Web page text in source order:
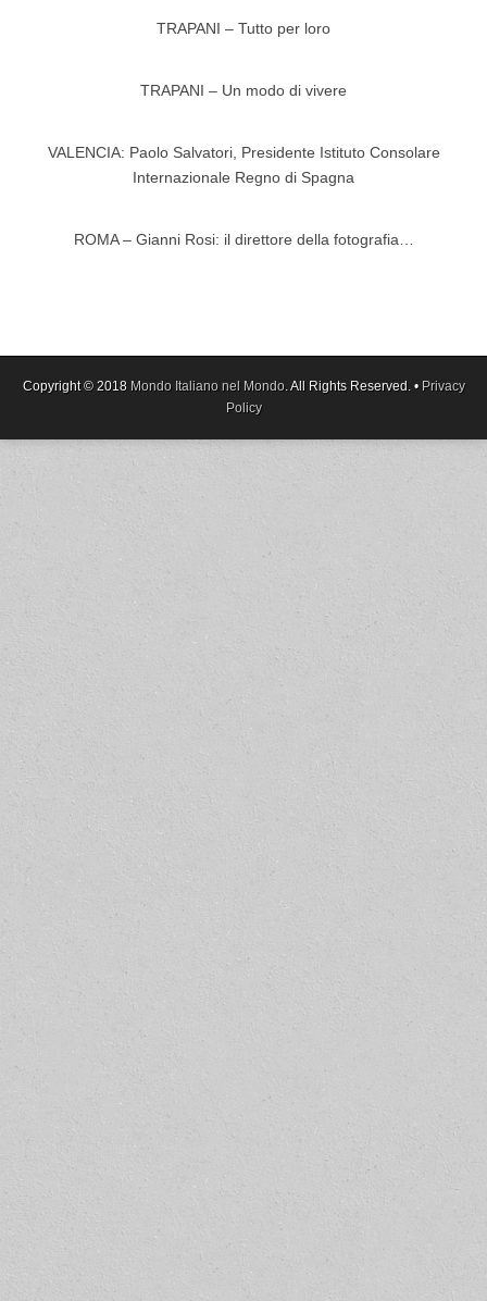
TRAPANI – Tutto per loro
TRAPANI – Un modo di vivere
VALENCIA: Paolo Salvatori, Presidente Istituto Consolare
Internazionale Regno di Spagna
ROMA – Gianni Rosi: il direttore della fotografia…
Copyright © 2018 Mondo Italiano nel Mondo. All Rights Reserved. • Privacy
Policy